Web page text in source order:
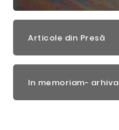
Articole din Presă
In memoriam- arhiva